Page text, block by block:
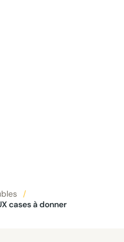
/
cases à donner